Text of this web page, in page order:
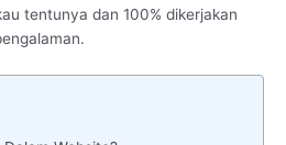
tentunya dan 100% dikerjakan